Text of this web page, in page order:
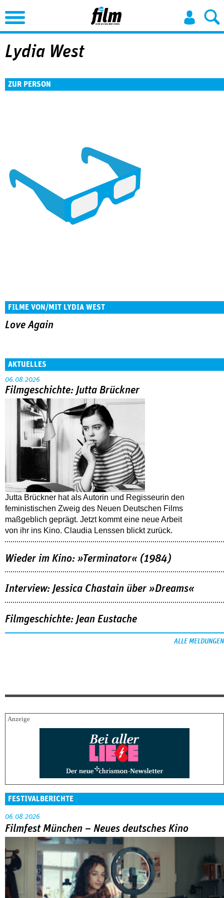
Jump to Navigation
Lydia West
ZUR PERSON
FILME VON/MIT LYDIA WEST
Love Again
AKTUELLES
06.08.2026
Filmgeschichte: Jutta Brückner
Jutta Brückner hat als Autorin und Regisseurin den
feministischen Zweig des Neuen Deutschen Films
maßgeblich geprägt. Jetzt kommt eine neue Arbeit
von ihr ins Kino. Claudia Lenssen blickt zurück.
Wieder im Kino: »Terminator« (1984)
Interview: Jessica Chastain über »Dreams«
Filmgeschichte: Jean Eustache
ALLE MELDUNGEN
FESTIVALBERICHTE
06.08.2026
Filmfest München – Neues deutsches Kino